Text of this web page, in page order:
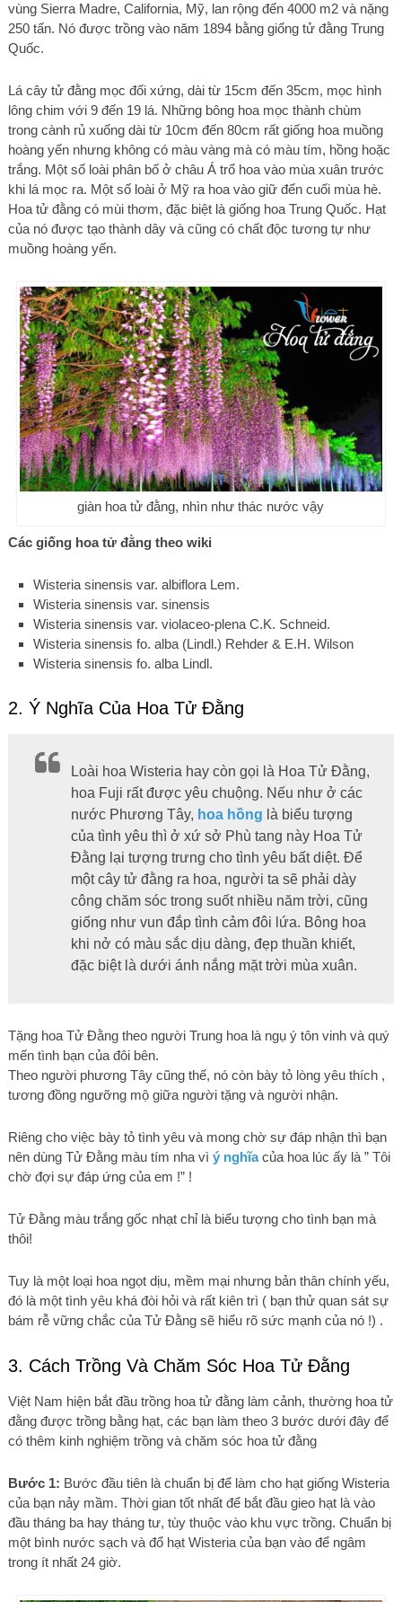
vùng Sierra Madre, California, Mỹ, lan rộng đến 4000 m2 và nặng
250 tấn. Nó được trồng vào năm 1894 bằng giống tử đằng Trung
Quốc.
Lá cây tử đằng mọc đối xứng, dài từ 15cm đến 35cm, mọc hình
lông chim với 9 đến 19 lá. Những bông hoa mọc thành chùm
trong cành rủ xuống dài từ 10cm đến 80cm rất giống hoa muồng
hoàng yến nhưng không có màu vàng mà có màu tím, hồng hoặc
trắng. Một số loài phân bố ở châu Á trổ hoa vào mùa xuân trước
khi lá mọc ra. Một số loài ở Mỹ ra hoa vào giữ đến cuối mùa hè.
Hoa tử đằng có mùi thơm, đặc biệt là giống hoa Trung Quốc. Hạt
của nó được tạo thành dây và cũng có chất độc tương tự như
muồng hoàng yến.
giàn hoa tử đằng, nhìn như thác nước vậy
Các giống hoa tử đằng theo wiki
Wisteria sinensis var. albiflora Lem.
Wisteria sinensis var. sinensis
Wisteria sinensis var. violaceo-plena C.K. Schneid.
Wisteria sinensis fo. alba (Lindl.) Rehder & E.H. Wilson
Wisteria sinensis fo. alba Lindl.
2. Ý Nghĩa Của Hoa Tử Đằng
Loài hoa Wisteria hay còn gọi là Hoa Tử Đằng,
hoa Fuji rất được yêu chuộng. Nếu như ở các
nước Phương Tây, hoa hồng là biểu tượng
của tình yêu thì ở xứ sở Phù tang này Hoa Tử
Đằng lại tượng trưng cho tình yêu bất diệt. Để
một cây tử đằng ra hoa, người ta sẽ phải dày
công chăm sóc trong suốt nhiều năm trời, cũng
giống như vun đắp tình cảm đôi lứa. Bông hoa
khi nở có màu sắc dịu dàng, đẹp thuần khiết,
đặc biệt là dưới ánh nắng mặt trời mùa xuân.
Tặng hoa Tử Đằng theo người Trung hoa là ngụ ý tôn vinh và quý
mến tình bạn của đôi bên.
Theo người phương Tây cũng thế, nó còn bày tỏ lòng yêu thích ,
tương đồng ngưỡng mộ giữa người tặng và người nhận.
Riêng cho việc bày tỏ tình yêu và mong chờ sự đáp nhận thì bạn
nên dùng Tử Đằng màu tím nha vì ý nghĩacủa hoa lúc ấy là ” Tôi
chờ đợi sự đáp ứng của em !” !
Tử Đằng màu trắng gốc nhạt chỉ là biểu tượng cho tình bạn mà
thôi!
Tuy là một loại hoa ngọt dịu, mềm mại nhưng bản thân chính yếu,
đó là một tình yêu khá đòi hỏi và rất kiên trì ( bạn thử quan sát sự
bám rễ vững chắc của Tử Đằng sẽ hiểu rõ sức mạnh của nó !) .
3. Cách Trồng Và Chăm Sóc Hoa Tử Đằng
Việt Nam hiện bắt đầu trồng hoa tử đằng làm cảnh, thường hoa tử
đằng được trồng bằng hạt, các bạn làm theo 3 bước dưới đây để
có thêm kinh nghiệm trồng và chăm sóc hoa tử đằng
Bước 1: Bước đầu tiên là chuẩn bị để làm cho hạt giống Wisteria
của bạn nảy mầm. Thời gian tốt nhất để bắt đầu gieo hạt là vào
đầu tháng ba hay tháng tư, tùy thuộc vào khu vực trồng. Chuẩn bị
một bình nước sạch và đổ hạt Wisteria của bạn vào để ngâm
trong ít nhất 24 giờ.